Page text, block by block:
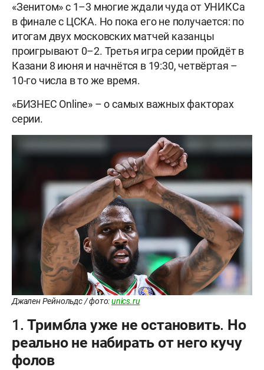
«Зенитом» с 1–3 многие ждали чуда от УНИКСа
в финале с ЦСКА. Но пока его не получается: по
итогам двух московских матчей казанцы
проигрывают 0–2. Третья игра серии пройдёт в
Казани 8 июня и начнётся в 19:30, четвёртая –
10-го числа в то же время.
«БИЗНЕС Online» – о самых важных факторах
серии.
Джален Рейнольдс / фото:unics.ru
1. Тримбла уже не остановить. Но
реально не набирать от него кучу
фолов